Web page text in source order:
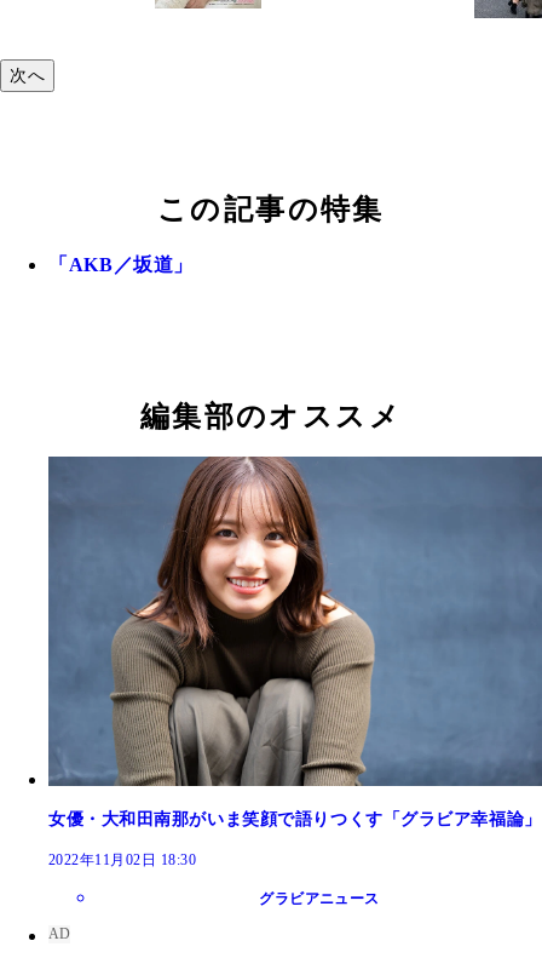
次へ
この記事の特集
「AKB／坂道」
編集部のオススメ
女優・大和田南那がいま笑顔で語りつくす「グラビア幸福論」
2022年11月02日 18:30
グラビアニュース